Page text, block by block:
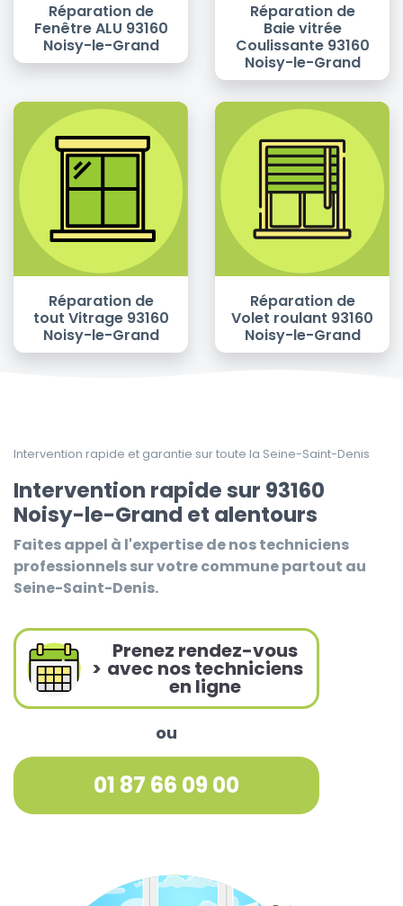
Réparation de
Fenêtre ALU 93160
Noisy-le-Grand
Réparation de
Baie vitrée
Coulissante 93160
Noisy-le-Grand
Réparation de
tout Vitrage 93160
Noisy-le-Grand
Réparation de
Volet roulant 93160
Noisy-le-Grand
Intervention rapide et garantie sur toute la Seine-Saint-Denis
Intervention rapide sur 93160
Noisy-le-Grand et alentours
Faites appel à l'expertise de nos techniciens
professionnels sur votre commune partout au
Seine-Saint-Denis.
>
Prenez rendez-vous
avec nos techniciens
en ligne
ou
01 87 66 09 00